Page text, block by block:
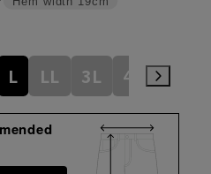
L LL 3L 4L